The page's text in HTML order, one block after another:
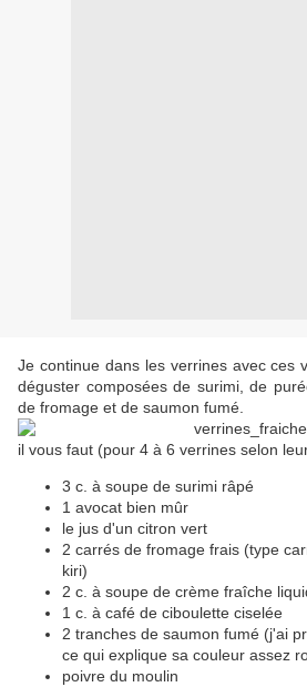
Je continue dans les verrines avec ces
déguster composées de surimi, de
de fromage et de saumon fumé.
il vous faut (pour 4 à 6 verrines selon
3 c. à soupe de surimi râpé
1 avocat bien mûr
le jus d'un citron vert
2 carrés de fromage frais (type
kiri)
2 c. à soupe de crème fraîche
1 c. à café de ciboulette ciselée
2 tranches de saumon fumé (j'ai
ce qui explique sa couleur assez
poivre du moulin